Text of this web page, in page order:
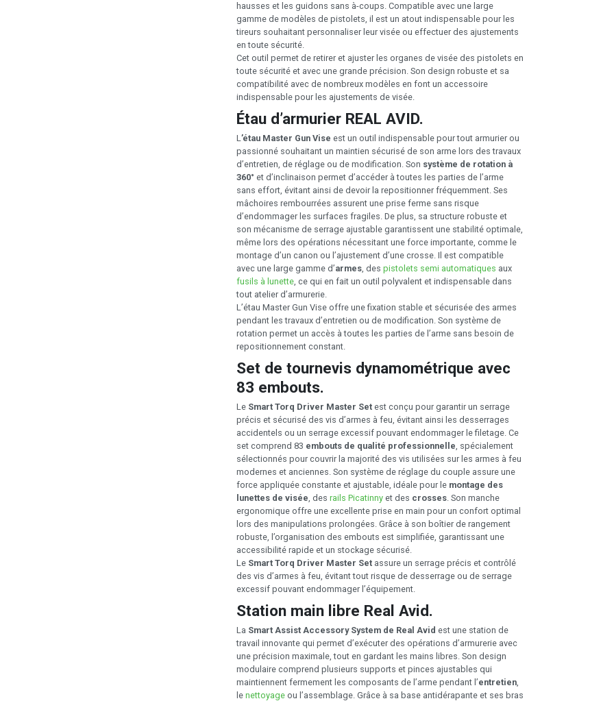
hausses et les guidons sans à-coups. Compatible avec une large
gamme de modèles de pistolets, il est un atout indispensable pour les
tireurs souhaitant personnaliser leur visée ou effectuer des ajustements
en toute sécurité.
Cet outil permet de retirer et ajuster les organes de visée des pistolets en
toute sécurité et avec une grande précision. Son design robuste et sa
compatibilité avec de nombreux modèles en font un accessoire
indispensable pour les ajustements de visée.
Étau d’armurier REAL AVID.
L’étau Master Gun Vise est un outil indispensable pour tout armurier ou
passionné souhaitant un maintien sécurisé de son arme lors des travaux
d’entretien, de réglage ou de modification. Son système de rotation à
360° et d’inclinaison permet d’accéder à toutes les parties de l’arme
sans effort, évitant ainsi de devoir la repositionner fréquemment. Ses
mâchoires rembourrées assurent une prise ferme sans risque
d’endommager les surfaces fragiles. De plus, sa structure robuste et
son mécanisme de serrage ajustable garantissent une stabilité optimale,
même lors des opérations nécessitant une force importante, comme le
montage d’un canon ou l’ajustement d’une crosse. Il est compatible
avec une large gamme d’armes, des pistolets semi automatiques aux
fusils à lunette, ce qui en fait un outil polyvalent et indispensable dans
tout atelier d’armurerie.
L’étau Master Gun Vise offre une fixation stable et sécurisée des armes
pendant les travaux d’entretien ou de modification. Son système de
rotation permet un accès à toutes les parties de l’arme sans besoin de
repositionnement constant.
Set de tournevis dynamométrique avec
83 embouts.
Le Smart Torq Driver Master Set est conçu pour garantir un serrage
précis et sécurisé des vis d’armes à feu, évitant ainsi les desserrages
accidentels ou un serrage excessif pouvant endommager le filetage. Ce
set comprend 83 embouts de qualité professionnelle , spécialement
sélectionnés pour couvrir la majorité des vis utilisées sur les armes à feu
modernes et anciennes. Son système de réglage du couple assure une
force appliquée constante et ajustable, idéale pour le montage des
lunettes de visée , des rails Picatinny et des crosses . Son manche
ergonomique offre une excellente prise en main pour un confort optimal
lors des manipulations prolongées. Grâce à son boîtier de rangement
robuste, l’organisation des embouts est simplifiée, garantissant une
accessibilité rapide et un stockage sécurisé.
Le Smart Torq Driver Master Set assure un serrage précis et contrôlé
des vis d’armes à feu, évitant tout risque de desserrage ou de serrage
excessif pouvant endommager l’équipement.
Station main libre Real Avid.
La Smart Assist Accessory System de Real Avid est une station de
travail innovante qui permet d’exécuter des opérations d’armurerie avec
une précision maximale, tout en gardant les mains libres. Son design
modulaire comprend plusieurs supports et pinces ajustables qui
maintiennent fermement les composants de l’arme pendant l’entretien
le nettoyage ou l’assemblage. Grâce à sa base antidérapante et ses bras